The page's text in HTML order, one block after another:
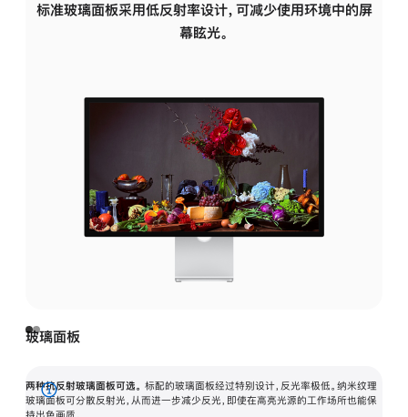
标准玻璃面板采用低反射率设计，可减少使用环境中的屏
幕眩光。
玻璃面板
两种抗反射玻璃面板可选。 标配的玻璃面板经过特别设计，反光率极低。纳米纹理
玻璃面板可分散反射光，从而进一步减少反光，即使在高亮光源的工作场所也能保
展